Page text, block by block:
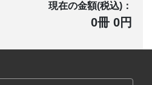
現在の金額(税込)：
0冊 0円